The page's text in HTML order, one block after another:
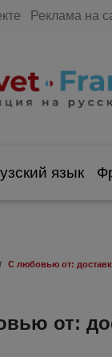
Реклама на
язык
С любовью от:
от: